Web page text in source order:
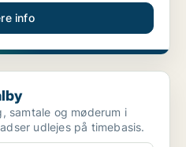
info
samtale og møderum i
udlejes på timebasis.